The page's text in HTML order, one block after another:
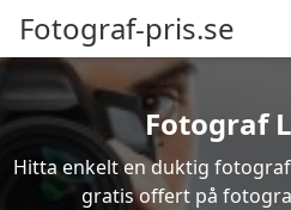
Fotograf-pris.se
Fotograf
Hitta enkelt en duktig
gratis offert på